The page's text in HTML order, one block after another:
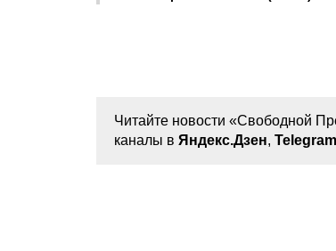
Читайте новости «Свободной
каналы в Яндекс.Дзен, Telegram